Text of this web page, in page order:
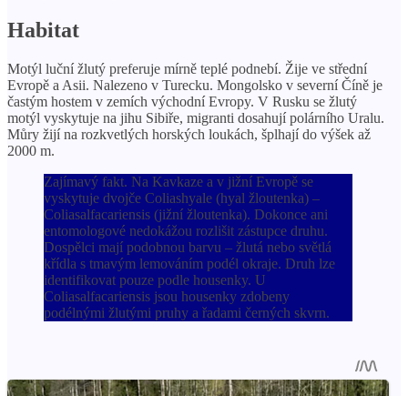
Habitat
Motýl luční žlutý preferuje mírně teplé podnebí. Žije ve střední
Evropě a Asii. Nalezeno v Turecku. Mongolsko v severní Číně je
častým hostem v zemích východní Evropy. V Rusku se žlutý
motýl vyskytuje na jihu Sibiře, migranti dosahují polárního Uralu.
Můry žijí na rozkvetlých horských loukách, šplhají do výšek až
2000 m.
Zajímavý fakt. Na Kavkaze a v jižní Evropě se
vyskytuje dvojče Coliashyale (hyal žloutenka) –
Coliasalfacariensis (jižní žloutenka). Dokonce ani
entomologové nedokážou rozlišit zástupce druhu.
Dospělci mají podobnou barvu – žlutá nebo světlá
křídla s tmavým lemováním podél okraje. Druh lze
identifikovat pouze podle housenky. U
Coliasalfacariensis jsou housenky zdobeny
podélnými žlutými pruhy a řadami černých skvrn.